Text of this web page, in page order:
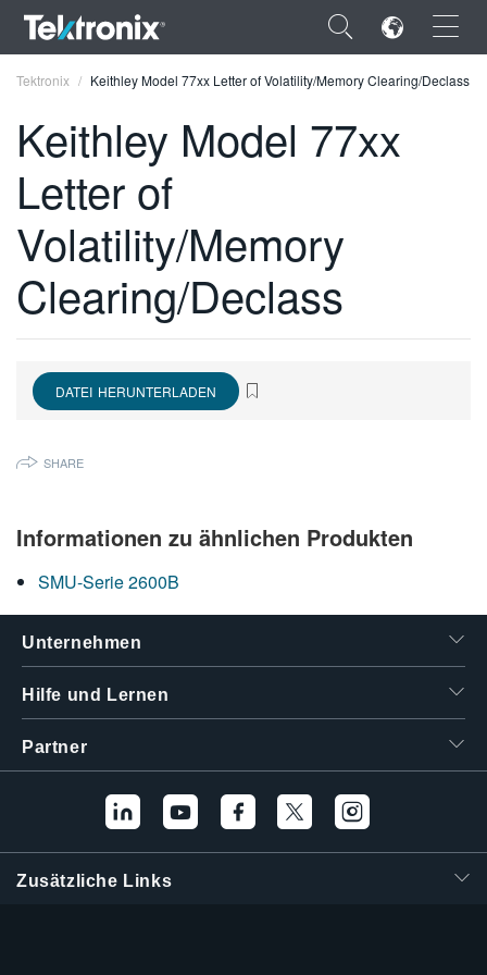
×
ENGLISH
FRANÇAIS
DEUTSCH
VIỆT NAM
한국어
Tektronix Keithley Model 77xx Letter of Volatility/Memory Clearing/Declass
Keithley Model 77xx
Letter of
Volatility/Memory
Clearing/Declass
DATEI HERUNTERLADEN
SHARE
Informationen zu ähnlichen Produkten
SMU-Serie 2600B
Unternehmen
Hilfe und Lernen
Partner
Zusätzliche Links